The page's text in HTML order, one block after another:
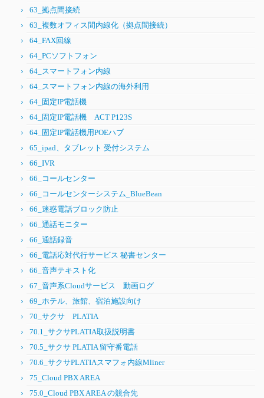
63_拠点間接続
63_複数オフィス間内線化（拠点間接続）
64_FAX回線
64_PCソフトフォン
64_スマートフォン内線
64_スマートフォン内線の海外利用
64_固定IP電話機
64_固定IP電話機 ACT P123S
64_固定IP電話機用POEハブ
65_ipad、タブレット 受付システム
66_IVR
66_コールセンター
66_コールセンターシステム_BlueBean
66_迷惑電話ブロック防止
66_通話モニター
66_通話録音
66_電話応対代行サービス 秘書センター
66_音声テキスト化
67_音声系Cloudサービス 動画ログ
69_ホテル、旅館、宿泊施設向け
70_サクサ PLATIA
70.1_サクサPLATIA取扱説明書
70.5_サクサ PLATIA 留守番電話
70.6_サクサPLATIAスマフォ内線Mliner
75_Cloud PBX AREA
75.0_Cloud PBX AREA の競合先